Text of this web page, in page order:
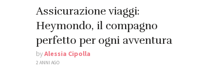
Assicurazione viaggi:
Heymondo, il compagno
perfetto per ogni avventura
byAlessia Cipolla
2 ANNI AGO